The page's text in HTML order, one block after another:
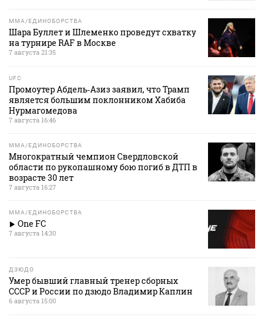
MMA/ЕДИНОБОРСТВА
Шара Буллет и Шлеменко проведут схватку
на турнире RAF в Москве
7 августа 21:35
UFC
Промоутер Абдель‑Азиз заявил, что Трамп
является большим поклонником Хабиба
Нурмагомедова
7 августа 16:46
MMA/ЕДИНОБОРСТВА
Многократный чемпион Свердловской
области по рукопашному бою погиб в ДТП в
возрасте 30 лет
7 августа 16:27
MMA/ЕДИНОБОРСТВА
One FC
7 августа 14:30
ДЗЮДО
Умер бывший главный тренер сборных
СССР и России по дзюдо Владимир Каплин
6 августа 15:00